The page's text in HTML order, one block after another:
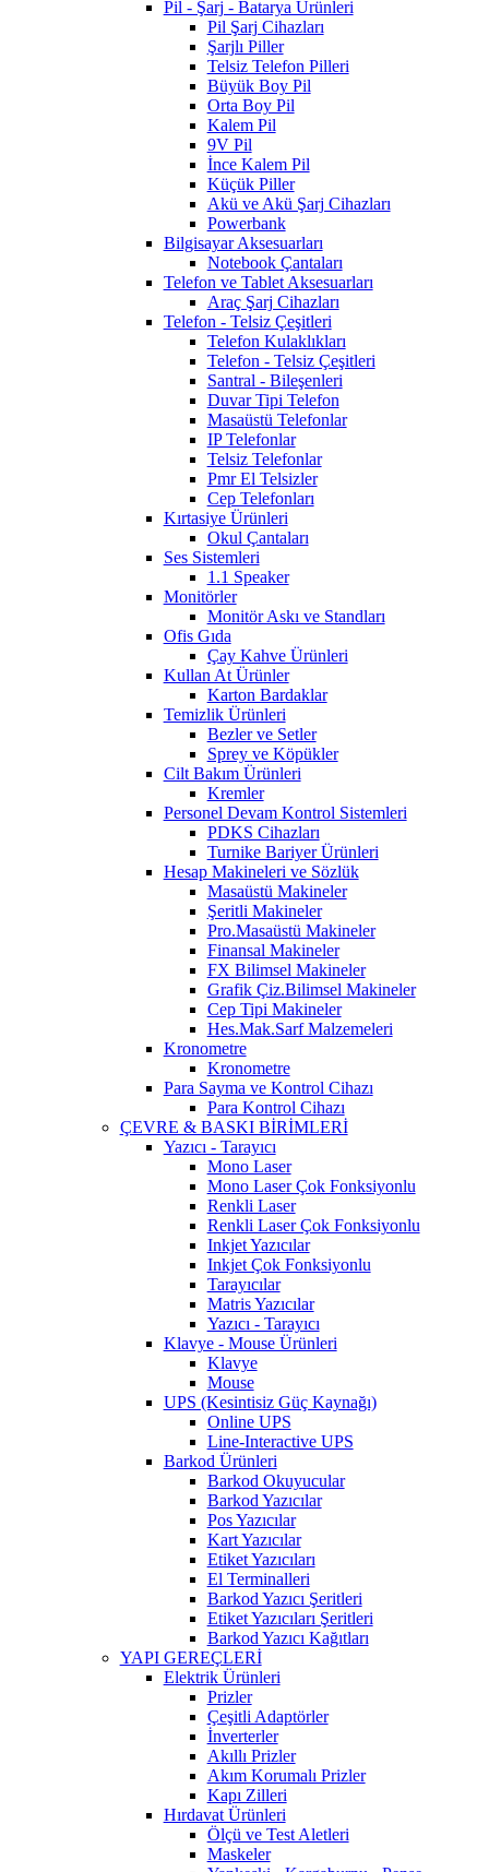
Pil - Şarj - Batarya Ürünleri
Pil Şarj Cihazları
Şarjlı Piller
Telsiz Telefon Pilleri
Büyük Boy Pil
Orta Boy Pil
Kalem Pil
9V Pil
İnce Kalem Pil
Küçük Piller
Akü ve Akü Şarj Cihazları
Powerbank
Bilgisayar Aksesuarları
Notebook Çantaları
Telefon ve Tablet Aksesuarları
Araç Şarj Cihazları
Telefon - Telsiz Çeşitleri
Telefon Kulaklıkları
Telefon - Telsiz Çeşitleri
Santral - Bileşenleri
Duvar Tipi Telefon
Masaüstü Telefonlar
IP Telefonlar
Telsiz Telefonlar
Pmr El Telsizler
Cep Telefonları
Kırtasiye Ürünleri
Okul Çantaları
Ses Sistemleri
1.1 Speaker
Monitörler
Monitör Askı ve Standları
Ofis Gıda
Çay Kahve Ürünleri
Kullan At Ürünler
Karton Bardaklar
Temizlik Ürünleri
Bezler ve Setler
Sprey ve Köpükler
Cilt Bakım Ürünleri
Kremler
Personel Devam Kontrol Sistemleri
PDKS Cihazları
Turnike Bariyer Ürünleri
Hesap Makineleri ve Sözlük
Masaüstü Makineler
Şeritli Makineler
Pro.Masaüstü Makineler
Finansal Makineler
FX Bilimsel Makineler
Grafik Çiz.Bilimsel Makineler
Cep Tipi Makineler
Hes.Mak.Sarf Malzemeleri
Kronometre
Kronometre
Para Sayma ve Kontrol Cihazı
Para Kontrol Cihazı
ÇEVRE & BASKI BİRİMLERİ
Yazıcı - Tarayıcı
Mono Laser
Mono Laser Çok Fonksiyonlu
Renkli Laser
Renkli Laser Çok Fonksiyonlu
Inkjet Yazıcılar
Inkjet Çok Fonksiyonlu
Tarayıcılar
Matris Yazıcılar
Yazıcı - Tarayıcı
Klavye - Mouse Ürünleri
Klavye
Mouse
UPS (Kesintisiz Güç Kaynağı)
Online UPS
Line-Interactive UPS
Barkod Ürünleri
Barkod Okuyucular
Barkod Yazıcılar
Pos Yazıcılar
Kart Yazıcılar
Etiket Yazıcıları
El Terminalleri
Barkod Yazıcı Şeritleri
Etiket Yazıcıları Şeritleri
Barkod Yazıcı Kağıtları
YAPI GEREÇLERİ
Elektrik Ürünleri
Prizler
Çeşitli Adaptörler
İnverterler
Akıllı Prizler
Akım Korumalı Prizler
Kapı Zilleri
Hırdavat Ürünleri
Ölçü ve Test Aletleri
Maskeler